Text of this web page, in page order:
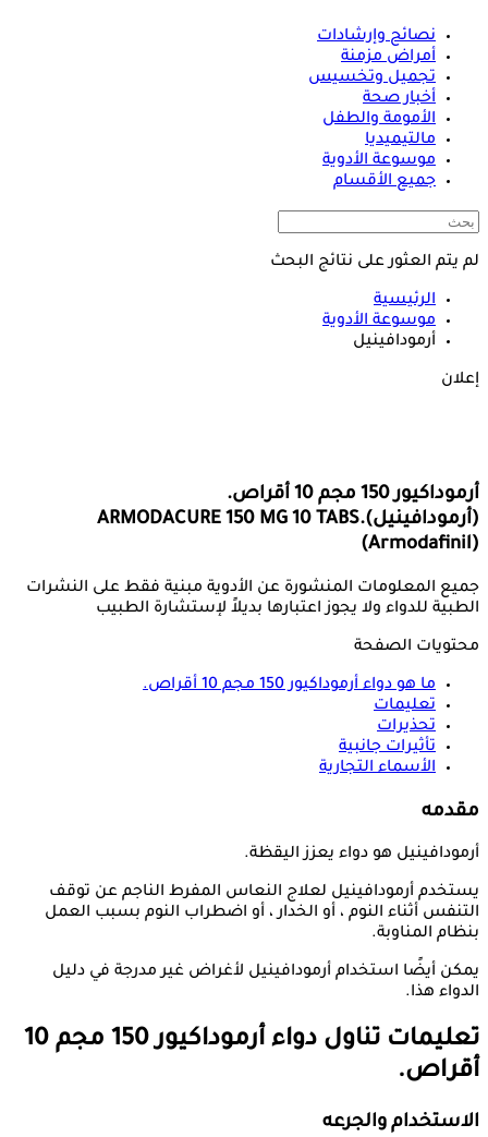
نصائح وإرشادات
أمراض مزمنة
تجميل وتخسيس
أخبار صحة
الأمومة والطفل
مالتيميديا
موسوعة الأدوية
جميع الأقسام
لم يتم العثور على نتائج البحث
الرئيسية
موسوعة الأدوية
أرمودافينيل
إعلان
أرموداكيور 150 مجم 10 أقراص.
(أرمودافينيل)ARMODACURE 150 MG 10 TABS.
(Armodafinil)
جميع المعلومات المنشورة عن الأدوية مبنية فقط على النشرات
الطبية للدواء ولا يجوز اعتبارها بديلاً لإستشارة الطبيب
محتويات الصفحة
ما هو دواءأرموداكيور 150 مجم 10 أقراص.
تعليمات
تحذيرات
تأثيرات جانبية
الأسماء التجارية
مقدمه
أرمودافينيل هو دواء يعزز اليقظة.
يستخدم أرمودافينيل لعلاج النعاس المفرط الناجم عن توقف
التنفس أثناء النوم ، أو الخدار ، أو اضطراب النوم بسبب العمل
بنظام المناوبة.
يمكن أيضًا استخدام أرمودافينيل لأغراض غير مدرجة في دليل
الدواء هذا.
تعليمات تناول دواء
أرموداكيور 150 مجم 10
أقراص.
الاستخدام والجرعه